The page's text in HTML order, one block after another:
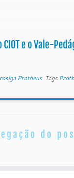
e o Vale-
Protheus Tags
do